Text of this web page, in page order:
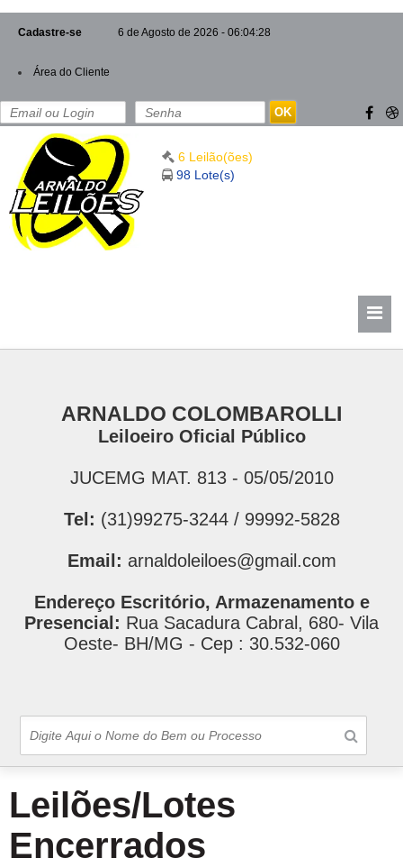
Cadastre-se 6 de Agosto de 2026 - 06:04:29
Área do Cliente
OK
6 Leilão(ões)
98 Lote(s)
ARNALDO COLOMBAROLLI
Leiloeiro Oficial Público
JUCEMG MAT. 813 - 05/05/2010
Tel: (31)99275-3244 / 99992-5828
Email: arnaldoleiloes@gmail.com
Endereço Escritório, Armazenamento e
Presencial: Rua Sacadura Cabral, 680- Vila
Oeste- BH/MG - Cep : 30.532-060
Leilões/Lotes
Encerrados